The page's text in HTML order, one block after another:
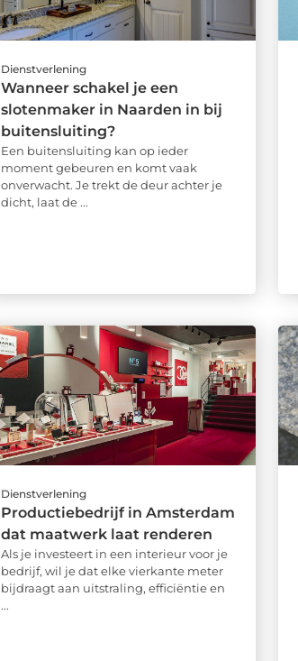
Dienstverlening
Wanneer schakel je een
slotenmaker in Naarden in bij
buitensluiting?
Een buitensluiting kan op ieder
moment gebeuren en komt vaak
onverwacht. Je trekt de deur achter je
dicht, laat de ...
Dienstverlening
Productiebedrijf in Amsterdam
dat maatwerk laat renderen
Als je investeert in een interieur voor je
bedrijf, wil je dat elke vierkante meter
bijdraagt aan uitstraling, efficiëntie en
...